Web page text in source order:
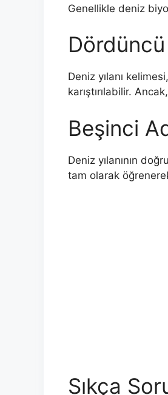
Genellikle deniz
Deniz yılanı
karıştırılabilir.
Beşinci
Deniz yılanının
tam olarak
Sıkça